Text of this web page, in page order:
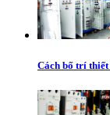
Cách bố trí